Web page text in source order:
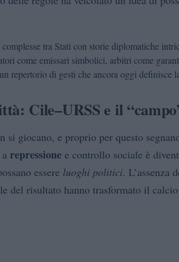
tra Stati con storie diplomatiche
come emissari simbolici, arbitri come
un repertorio di gesti che ancora oggi definisce
Cile–URSS e il
si giocano, e proprio per questo
repressione e controllo sociale è
essere luoghi politici. L’assenza
del risultato hanno trasformato il